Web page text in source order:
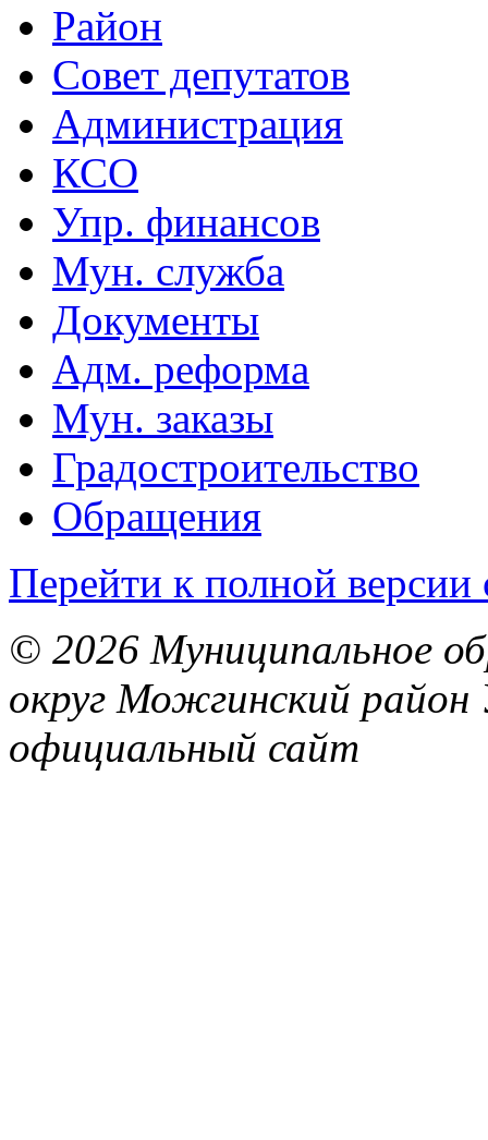
Район
Совет депутатов
Администрация
КСО
Упр. финансов
Мун. служба
Документы
Адм. реформа
Мун. заказы
Градостроительство
Обращения
Перейти к полной версии
© 2026 Муниципальное
округ Можгинский район
официальный сайт